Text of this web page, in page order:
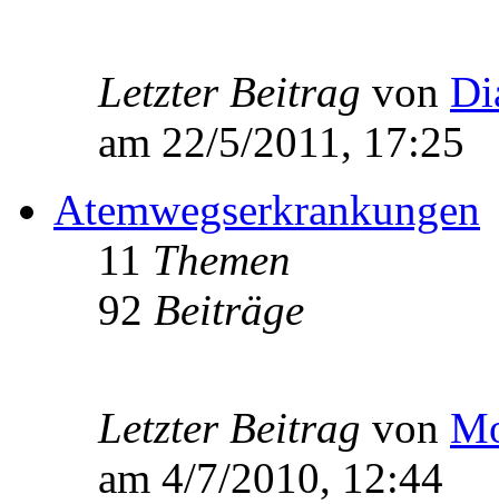
Letzter Beitrag von
am 22/5/2011, 17:25
Atemwegserkrankungen
11 Themen
92 Beiträge
Letzter Beitrag von
am 4/7/2010, 12:44